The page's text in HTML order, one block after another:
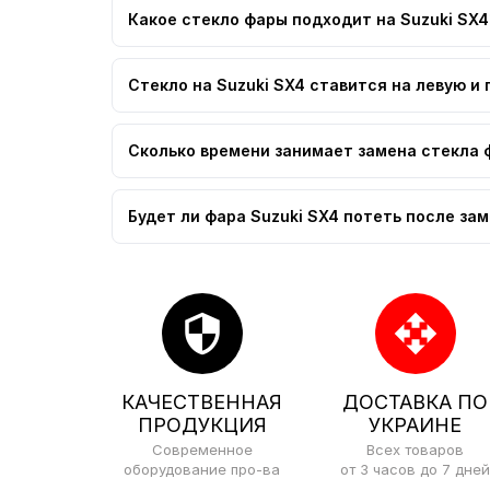
Какое стекло фары подходит на Suzuki
Стекло на Suzuki SX4 ставится на левую и
Сколько времени занимает замена стекла
Будет ли фара Suzuki SX4 потеть после
security
КАЧЕСТВЕННАЯ
ПРОДУКЦИЯ
Современное
оборудование про-ва
open_with
ДОСТАВКА ПО
УКРАИНЕ
Всех товаров
от 3 часов до 7 дней